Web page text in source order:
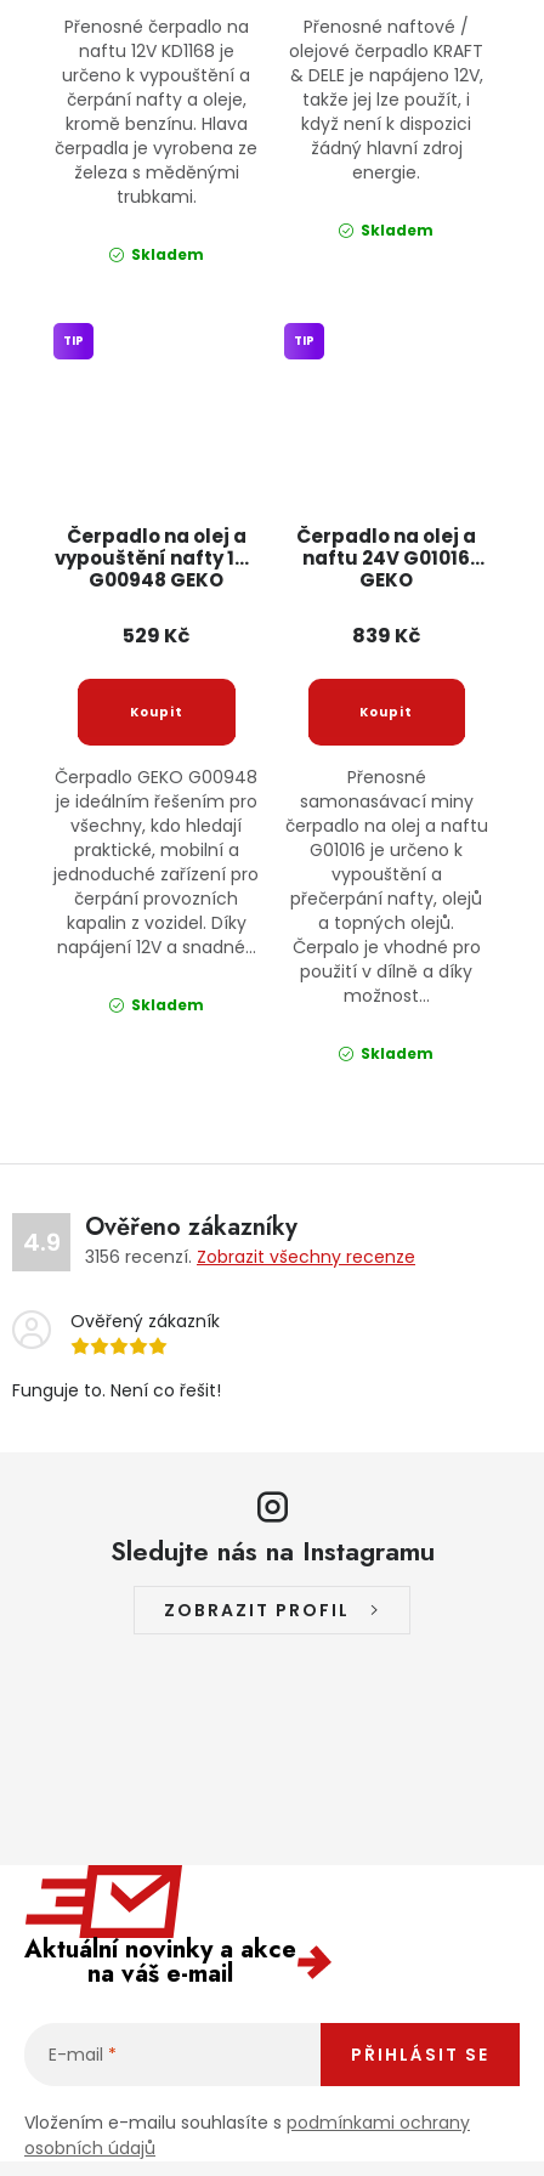
Přenosné čerpadlo na
naftu 12V KD1168 je
určeno k vypouštění a
čerpání nafty a oleje,
kromě benzínu. Hlava
čerpadla je vyrobena ze
železa s měděnými
trubkami.
Skladem
Přenosné naftové /
olejové čerpadlo KRAFT
& DELE je napájeno 12V,
takže jej lze použít, i
když není k dispozici
žádný hlavní zdroj
energie.
Skladem
Čerpadlo na olej a
vypouštění nafty 12V
G00948 GEKO
TIP
529 Kč
Čerpadlo GEKO G00948
je ideálním řešením pro
všechny, kdo hledají
praktické, mobilní a
jednoduché zařízení pro
čerpání provozních
kapalin z vozidel. Díky
napájení 12V a snadné...
Skladem
Čerpadlo na olej a
naftu 24V G01016
GEKO
TIP
839 Kč
Přenosné
samonasávací miny
čerpadlo na olej a naftu
G01016 je určeno k
vypouštění a
přečerpání nafty, olejů
a topných olejů.
Čerpalo je vhodné pro
použití v dílně a díky
možnost...
Skladem
4.9 Ověřeno zákazníky
3156 recenzí. Zobrazit všechny recenze
Ověřený zákazník
Funguje to. Není co řešit!
Sledujte nás na Instagramu
ZOBRAZIT PROFIL
Aktuální novinky a akce
na váš e-mail
E-mail
Vložením e-mailu souhlasíte s podmínkami ochrany
osobních údajů
PŘIHLÁSIT SE